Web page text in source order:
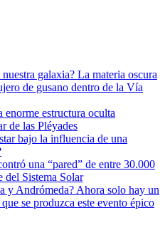
galaxia? La materia oscura
de gusano dentro de la Vía
enorme estructura oculta
de las Pléyades
bajo la influencia de una
una “pared” de entre 30.000
Sistema Solar
y Andrómeda? Ahora solo hay un
se produzca este evento épico